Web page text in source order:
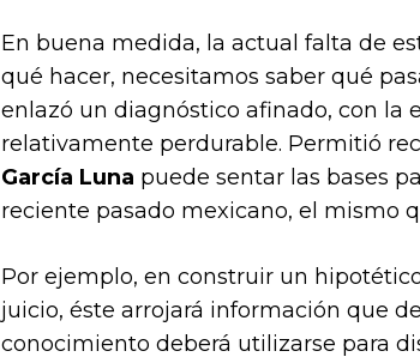
En buena medida, la actual falta de
qué hacer, necesitamos saber qué
enlazó un diagnóstico afinado, con la
relativamente perdurable. Permitió
García Luna puede sentar las bases
reciente pasado mexicano, el mismo
Por ejemplo, en construir un
juicio, éste arrojará información que
conocimiento deberá utilizarse para